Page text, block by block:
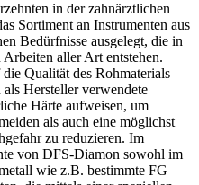
in der zahnärztlichen
Sortiment an Instrumenten aus
Bedürfnisse ausgelegt, die in
aller Art entstehen.
Qualität des Rohmaterials
Hersteller verwendete
Härte aufweisen, um
als auch eine möglichst
zu reduzieren. Im
von DFS-Diamon sowohl im
wie z.B. bestimmte FG